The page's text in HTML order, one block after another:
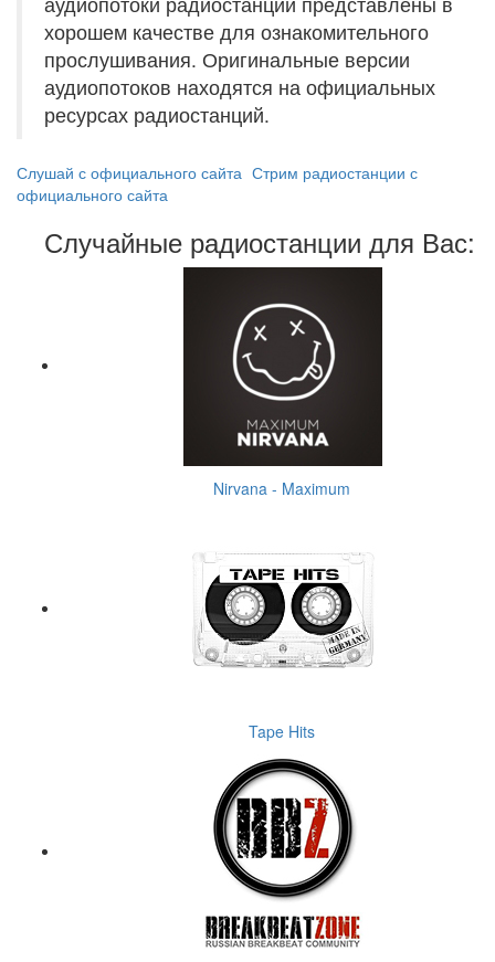
хорошем качестве для ознакомительного
прослушивания. Оригинальные версии
аудиопотоков находятся на официальных
ресурсах радиостанций.
Слушай с официального сайта Стрим радиостанции с
официального сайта
Случайные радиостанции для Вас:
Nirvana - Maximum
Tape Hits